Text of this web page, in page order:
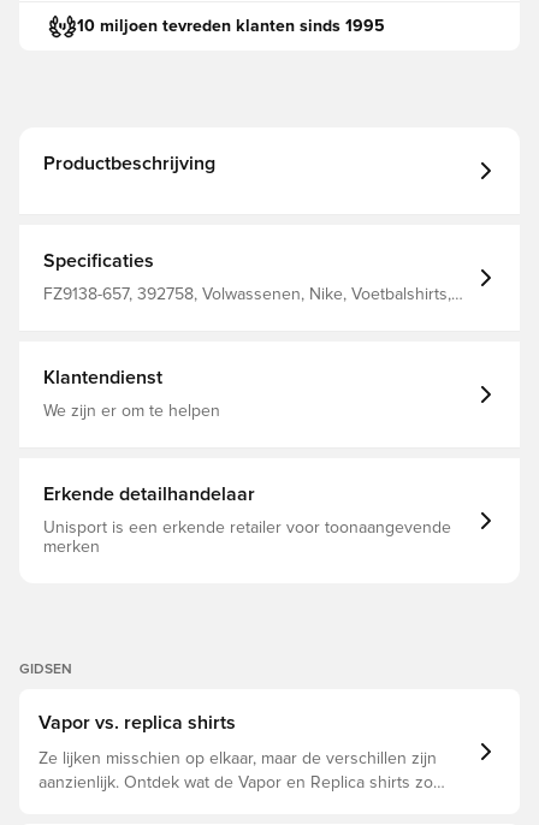
10 miljoen tevreden klanten sinds 1995
Productbeschrijving
Specificaties
FZ9138-657, 392758, Volwassenen, Nike, Voetbalshirts,
Klantendienst
We zijn er om te helpen
Erkende detailhandelaar
Unisport is een erkende retailer voor toonaangevende
merken
GIDSEN
Vapor vs. replica shirts
Ze lijken misschien op elkaar, maar de verschillen zijn
aanzienlijk. Ontdek wat de Vapor en Replica shirts zo